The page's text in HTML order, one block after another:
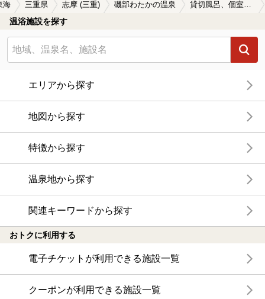
海 三重県 志摩 (三重) 磯部わたかの温泉 貸切風呂、個室風呂付きの磯部わたかの温泉の温泉、日帰り温泉、スーパー銭湯おすすめ
温浴施設を探す
エリアから探す
地図から探す
特徴から探す
温泉地から探す
関連キーワードから探す
おトクに利用する
電子チケットが利用できる施設一覧
クーポンが利用できる施設一覧